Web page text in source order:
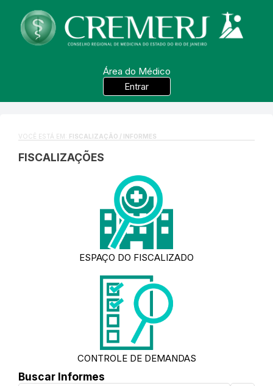
Área do Médico
Entrar
VOCÊ ESTÁ EM: FISCALIZAÇÃO / INFORMES
FISCALIZAÇÕES
ESPAÇO DO FISCALIZADO
CONTROLE DE DEMANDAS
Buscar Informes